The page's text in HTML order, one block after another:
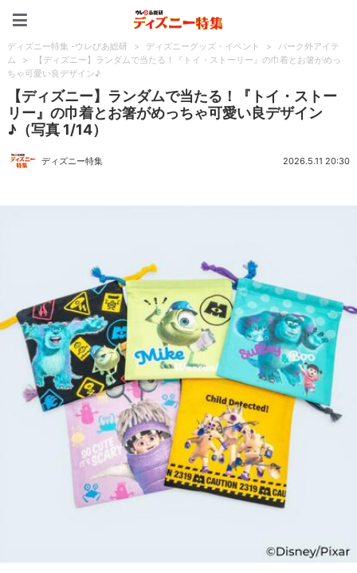
ディズニー特集 -ウレぴあ総研 > ディズニーグッズ・イベント >
パーク外アイテ
ム
>
【ディズニー】ランダムで当たる！『トイ・ストーリー』の巾着とお箸がめっ
ちゃ可愛い良デザイン♪
【ディズニー】ランダムで当たる！『トイ・ストー
リー』の巾着とお箸がめっちゃ可愛い良デザイン
♪（写真 1/14）
ディズニー特集 2026.5.11 20:30